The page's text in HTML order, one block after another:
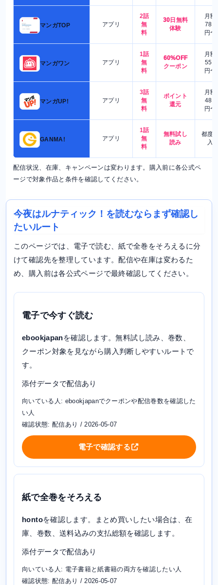
マンガTOP アプリ
2話
無
料
30日無料
体験
月額
780
円〜
マンガワン アプリ
1話
無
料
60%OFF
クーポン
月額
550
円〜
マンガUP! アプリ
3話
無
料
ポイント
還元
月額
480
円〜
GANMA! アプリ
1話
無
料
無料試し
読み
都度
入
配信状況、在庫、キャンペーンは変わります。購入前に各公式ペ
ージで対象作品と条件を確認してください。
今夜はルナティック！を読むならまず確認し
たいルート
このページでは、電子で読む、紙で全巻をそろえるに分
けて確認先を整理しています。配信や在庫は変わるた
め、購入前は各公式ページで最終確認してください。
電子で今すぐ読む
ebookjapanを確認します。無料試し読み、巻数、
クーポン対象を見ながら購入判断しやすいルートで
す。
添付データで配信あり
向いている人: ebookjapanでクーポンや配信巻数を確認した
い人
確認状態: 配信あり / 2026-05-07
電子で確認する
紙で全巻をそろえる
hontoを確認します。まとめ買いしたい場合は、在
庫、巻数、送料込みの支払総額を確認します。
添付データで配信あり
向いている人: 電子書籍と紙書籍の両方を確認したい人
確認状態: 配信あり / 2026-05-07